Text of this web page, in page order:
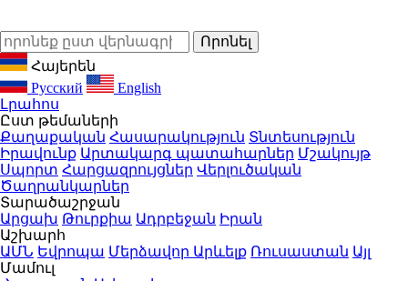
Հայերեն
Русский
English
Լրահոս
Ըստ թեմաների
Քաղաքական Հասարակություն Տնտեսություն
Իրավունք Արտակարգ պատահարներ Մշակույթ
Սպորտ Հարցազրույցներ Վերլուծական
Ծաղրանկարներ
Տարածաշրջան
Արցախ Թուրքիա Ադրբեջան Իրան
Աշխարհ
ԱՄՆ Եվրոպա Մերձավոր Արևելք Ռուսաստան Այլ
Մամուլ